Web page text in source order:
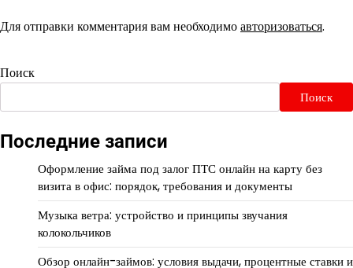
Для отправки комментария вам необходимоавторизоваться.
Поиск
Поиск
Последние записи
Оформление займа под залог ПТС онлайн на карту без
визита в офис: порядок, требования и документы
Музыка ветра: устройство и принципы звучания
колокольчиков
Обзор онлайн-займов: условия выдачи, процентные ставки и